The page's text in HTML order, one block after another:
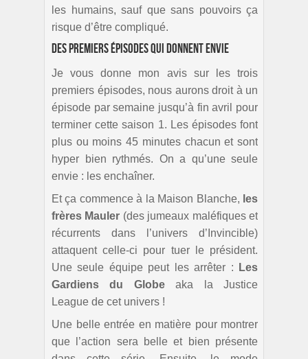
les humains, sauf que sans pouvoirs ça
risque d’être compliqué.
Des premiers épisodes qui donnent envie
Je vous donne mon avis sur les trois
premiers épisodes, nous aurons droit à un
épisode par semaine jusqu’à fin avril pour
terminer cette saison 1. Les épisodes font
plus ou moins 45 minutes chacun et sont
hyper bien rythmés. On a qu’une seule
envie : les enchaîner.
Et ça commence à la Maison Blanche, les
frères Mauler (des jumeaux maléfiques et
récurrents dans l’univers d’Invincible)
attaquent celle-ci pour tuer le président.
Une seule équipe peut les arrêter :
Les
Gardiens du Globeaka la Justice
League de cet univers !
Une belle entrée en matière pour montrer
que l’action sera belle et bien présente